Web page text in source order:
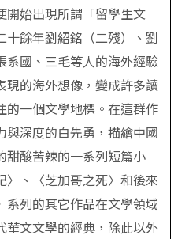
開始出現所謂「留學生文
十餘年劉紹銘（二殘）、劉
系國、三毛等人的海外經驗
現的海外想像，變成許多讀
的一個文學地標。在這群作
與深度的白先勇，描繪中國
甜酸苦辣的一系列短篇小
〉、〈芝加哥之死〉和後來
系列的其它作品在文學領域
華文文學的經典，除此以外